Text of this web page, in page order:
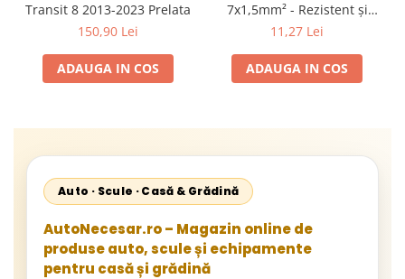
Transit 8 2013-2023 Prelata
150,90 Lei
ADAUGA IN COS
7x1,5mm² - Rezistent și
Flexibil pentru Remorci 12V-
11,27 Lei
ADAUGA IN COS
Auto · Scule · Casă & Grădină
AutoNecesar.ro – Magazin online de
produse auto, scule și echipamente
pentru casă și grădină